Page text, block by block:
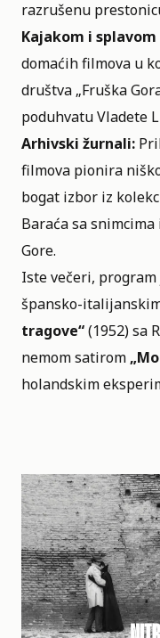
razrušenu
Kajakom i
domaćih filmova u
društva „Fruška
poduhvatu Vladete
Arhivski žurnali:
filmova pionira
bogat izbor iz
Baraća sa
Gore.
Iste večeri,
špansko-
tragove“(1952) sa
nemom satirom
holandskim